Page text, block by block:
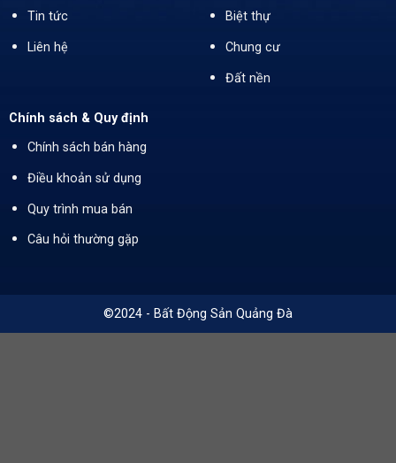
Tin tức
Liên hệ
Biệt thự
Chung cư
Đất nền
Chính sách & Quy định
Chính sách bán hàng
Điều khoản sử dụng
Quy trình mua bán
Câu hỏi thường gặp
©2024 - Bất Động Sản Quảng Đà